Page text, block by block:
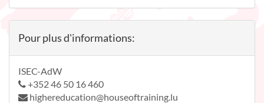
Pour plus d'informations:
ISEC-AdW
+352 46 50 16 460
highereducation@houseoftraining.lu